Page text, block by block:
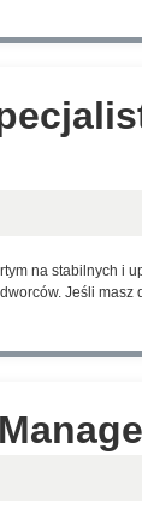
na stabilnych i
Jeśli masz